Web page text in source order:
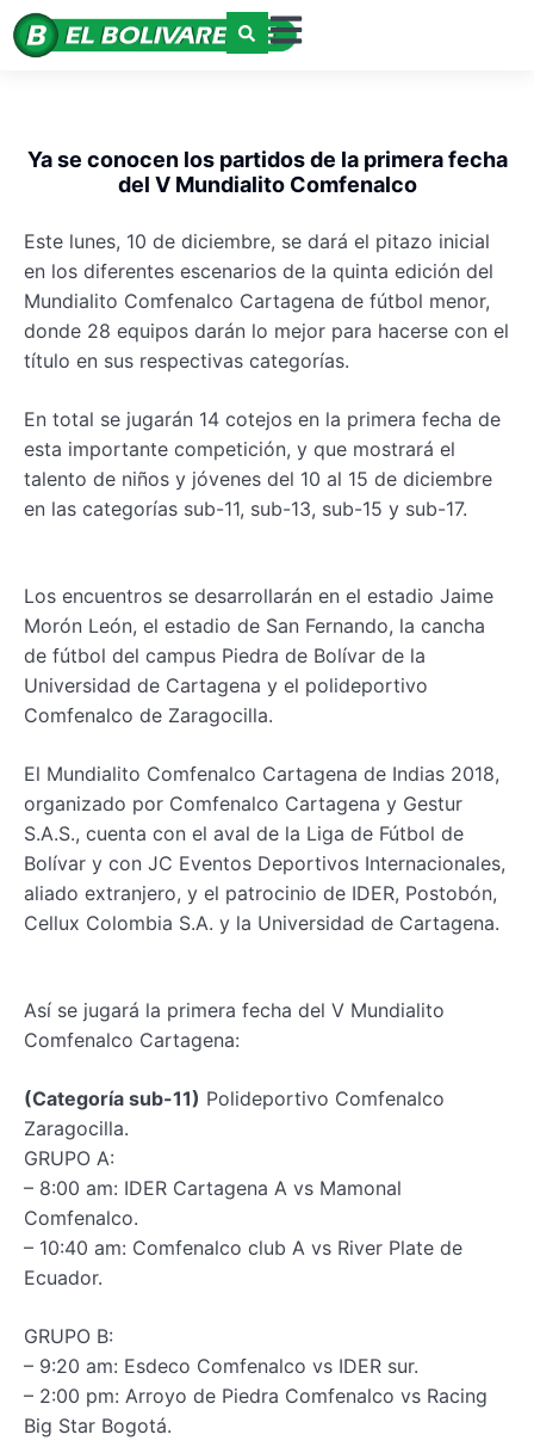
Ya se conocen los partidos de la primera fecha
del V Mundialito Comfenalco
Este lunes, 10 de diciembre, se dará el pitazo inicial
en los diferentes escenarios de la quinta edición del
Mundialito Comfenalco Cartagena de fútbol menor,
donde 28 equipos darán lo mejor para hacerse con el
título en sus respectivas categorías.
En total se jugarán 14 cotejos en la primera fecha de
esta importante competición, y que mostrará el
talento de niños y jóvenes del 10 al 15 de diciembre
en las categorías sub-11, sub-13, sub-15 y sub-17.
Los encuentros se desarrollarán en el estadio Jaime
Morón León, el estadio de San Fernando, la cancha
de fútbol del campus Piedra de Bolívar de la
Universidad de Cartagena y el polideportivo
Comfenalco de Zaragocilla.
El Mundialito Comfenalco Cartagena de Indias 2018,
organizado por Comfenalco Cartagena y Gestur
S.A.S., cuenta con el aval de la Liga de Fútbol de
Bolívar y con JC Eventos Deportivos Internacionales,
aliado extranjero, y el patrocinio de IDER, Postobón,
Cellux Colombia S.A. y la Universidad de Cartagena.
Así se jugará la primera fecha del V Mundialito
Comfenalco Cartagena:
(Categoría sub-11) Polideportivo Comfenalco
Zaragocilla.
GRUPO A:
– 8:00 am: IDER Cartagena A vs Mamonal
Comfenalco.
– 10:40 am: Comfenalco club A vs River Plate de
Ecuador.
GRUPO B:
– 9:20 am: Esdeco Comfenalco vs IDER sur.
– 2:00 pm: Arroyo de Piedra Comfenalco vs Racing
Big Star Bogotá.